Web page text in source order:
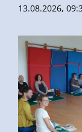
13.08.2026,